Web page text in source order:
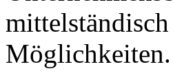
Möglichkeiten.